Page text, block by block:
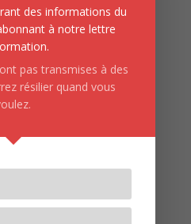
des informations du
à notre lettre
pas transmises à des
résilier quand vous